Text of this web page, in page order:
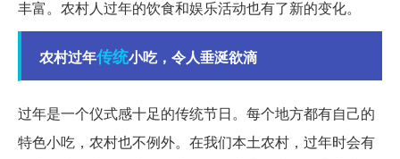
丰富。农村人过年的饮食和娱乐活动也有了新的变化。
农村过年传统小吃，令人垂涎欲滴
过年是一个仪式感十足的传统节日。每个地方都有自己的
特色小吃，农村也不例外。在我们本土农村，过年时会有